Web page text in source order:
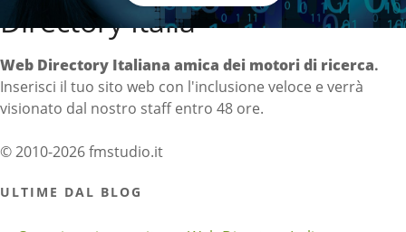
Directory Italia
Web Directory Italiana amica dei motori di ricerca.
Inserisci il tuo sito web con l'inclusione veloce e verrà
visionato dal nostro staff entro 48 ore.
© 2010-2026 fmstudio.it
ULTIME DAL BLOG